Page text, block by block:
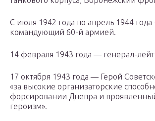
С июля 1942 года по апрель 1944
командующий 60-й армией.
14 февраля 1943 года — генерал-
17 октября 1943 года — Герой
«за высокие организаторские
форсировании Днепра и
героизм».